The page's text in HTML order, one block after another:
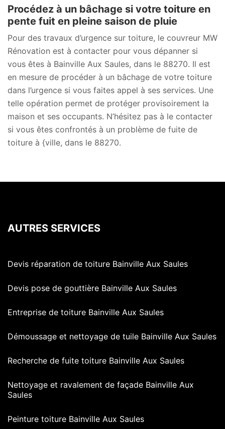
Procédez à un bâchage si votre toiture en
pente fuit en pleine saison de pluie
Pour des travaux d’urgence sur toiture, le couvreur MW
Rénovation est à contacter pour vous dépanner si
vous êtes à Bainville Aux Saules, dans le 88270. Il est
en mesure de procéder à un bâchage de votre toiture
dans l’urgence si vous faites appel à ses services. Une
telle opération permet de protéger provisoirement la
maison et ses occupants. N’hésitez pas à le contacter
si vous êtes confrontés à un problème de fuite de
toiture à {ville, dans le 88270.
AUTRES SERVICES
Devis réparation de toiture Bainville Aux Saules
Devis pose de gouttière Bainville Aux Saules
Entreprise de toiture Bainville Aux Saules
Démoussage et nettoyage de tuile Bainville Aux Saules
Recherche de fuite toiture Bainville Aux Saules
Nettoyage et ravalement de façade Bainville Aux
Saules
Peinture toiture Bainville Aux Saules